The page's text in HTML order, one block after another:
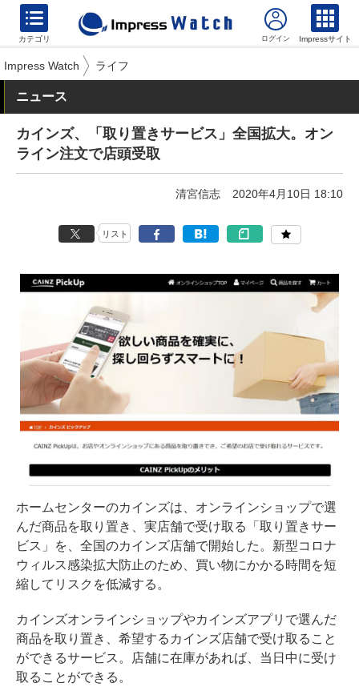
カテゴリ Impressサイト
Impress Watch ライフ
ニュース
カインズ、「取り置きサービス」全国拡大。オン
ライン注文で店頭受取
清宮信志 2020年4月10日 18:10
リスト
ホームセンターのカインズは、オンラインショップで選
んだ商品を取り置き、実店舗で受け取る「取り置きサー
ビス」を、全国のカインズ店舗で開始した。新型コロナ
ウィルス感染拡大防止のため、買い物にかかる時間を短
縮してリスクを低減する。
カインズオンラインショップやカインズアプリで選んだ
商品を取り置き、希望するカインズ店舗で受け取ること
ができるサービス。店舗に在庫があれば、当日中に受け
取ることができる。